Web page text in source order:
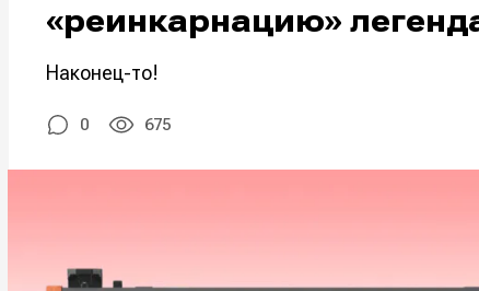
«реинкарнацию»
Наконец-то!
0 675